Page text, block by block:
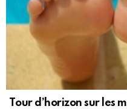
Tour d’horizon sur les